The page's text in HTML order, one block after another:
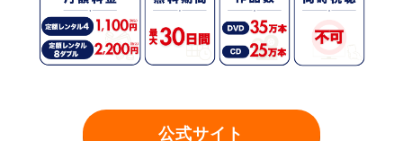
公式サイト